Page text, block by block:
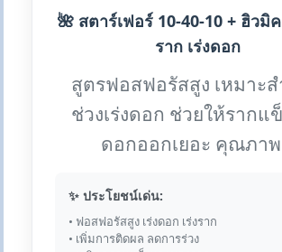
🌺 สตาร์เฟอร์ 10-40-10 + ฮิวมิค
ราก เร่งดอก
สูตรฟอสฟอรัสสูง เหมาะ
ช่วงเร่งดอก ช่วยให้รากแ
ดอกออกเยอะ คุณภา
✨ ประโยชน์เด่น:
• ฟอสฟอรัสสูง เร่งดอก เร่งราก
• เพิ่มการติดผล ลดการร่วง